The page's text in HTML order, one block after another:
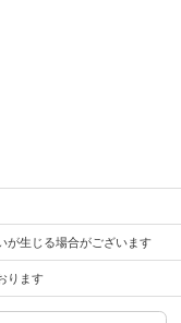
が生じる場合がございます
ります